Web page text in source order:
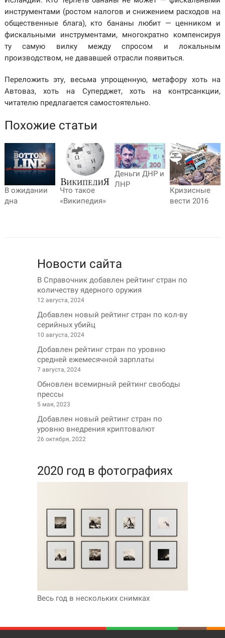
инструментами (ростом налогов и снижением расходов на
общественные блага), кто бананы любит — ценником и
фискальными инструментами, многократно компенсируя
ту самую вилку между спросом и локальным
производством, не дававшей отрасли появиться.
Переложить эту, весьма упрощенную, метафору хоть на
Автоваз, хоть на Суперджет, хоть на контрсанкции,
читателю предлагается самостоятельно.
Похожие статьи
В ожидании
дна
Что такое
«Википедия»
Деньги ДНР и
ЛНР
Кризисные
вести 2016
Новости сайта
В Справочник добавлен рейтинг стран по
количеству ядерного оружия
12 августа, 2024
Добавлен новый рейтинг стран по кол-ву
серийных убийц
10 августа, 2024
Добавлен рейтинг стран по уровню
средней ежемесячной зарплаты
7 августа, 2024
Обновлен всемирный рейтинг свободы
прессы
5 мая, 2023
Добавлен новый рейтинг стран по
уровню внедрения криптовалют
26 октября, 2022
2020 год в фотографиях
Весь год в нескольких снимках